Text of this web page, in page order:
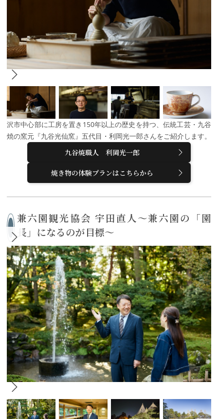
沢市中心部に工房を置き150年以上の歴史を持つ、伝統工芸・九谷
焼の窯元『九谷光仙窯』五代目・利岡光一郎さんをご紹介します。
九谷焼職人 利岡光一郎
焼き物の体験プランはこちらから
兼六園観光協会 宇田直人～兼六園の「園
長」になるのが目標～